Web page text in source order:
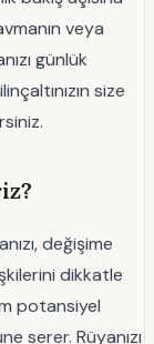
veya
günlük
size
değişime
dikkatle
potansiyel
serer. Rüyanızı